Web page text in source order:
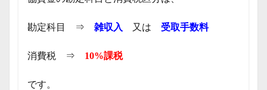
勘定科目 ⇒ 雑収入 又は 受取手数料
消費税 ⇒ 10%課税
です。